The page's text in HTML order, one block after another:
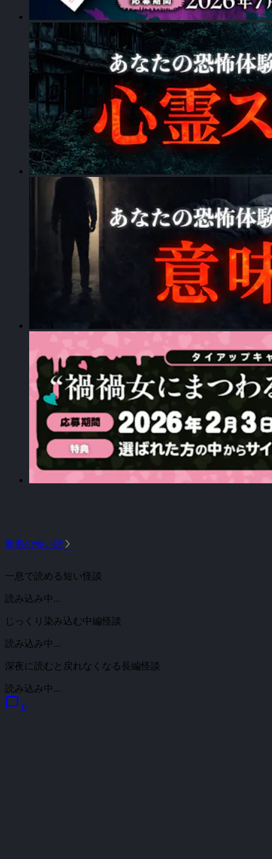
新着の怖い話 arrow_forward_ios
一息で読める短い怪談
読み込み中...
じっくり染み込む中編怪談
読み込み中...
深夜に読むと戻れなくなる長編怪談
読み込み中...
chat_bubble 0